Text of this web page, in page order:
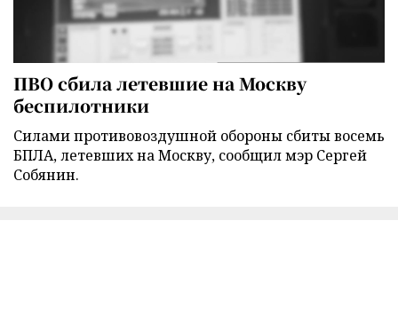
ПВО сбила летевшие на Москву
беспилотники
Силами противовоздушной обороны сбиты восемь
БПЛА, летевших на Москву, сообщил мэр Сергей
Собянин.